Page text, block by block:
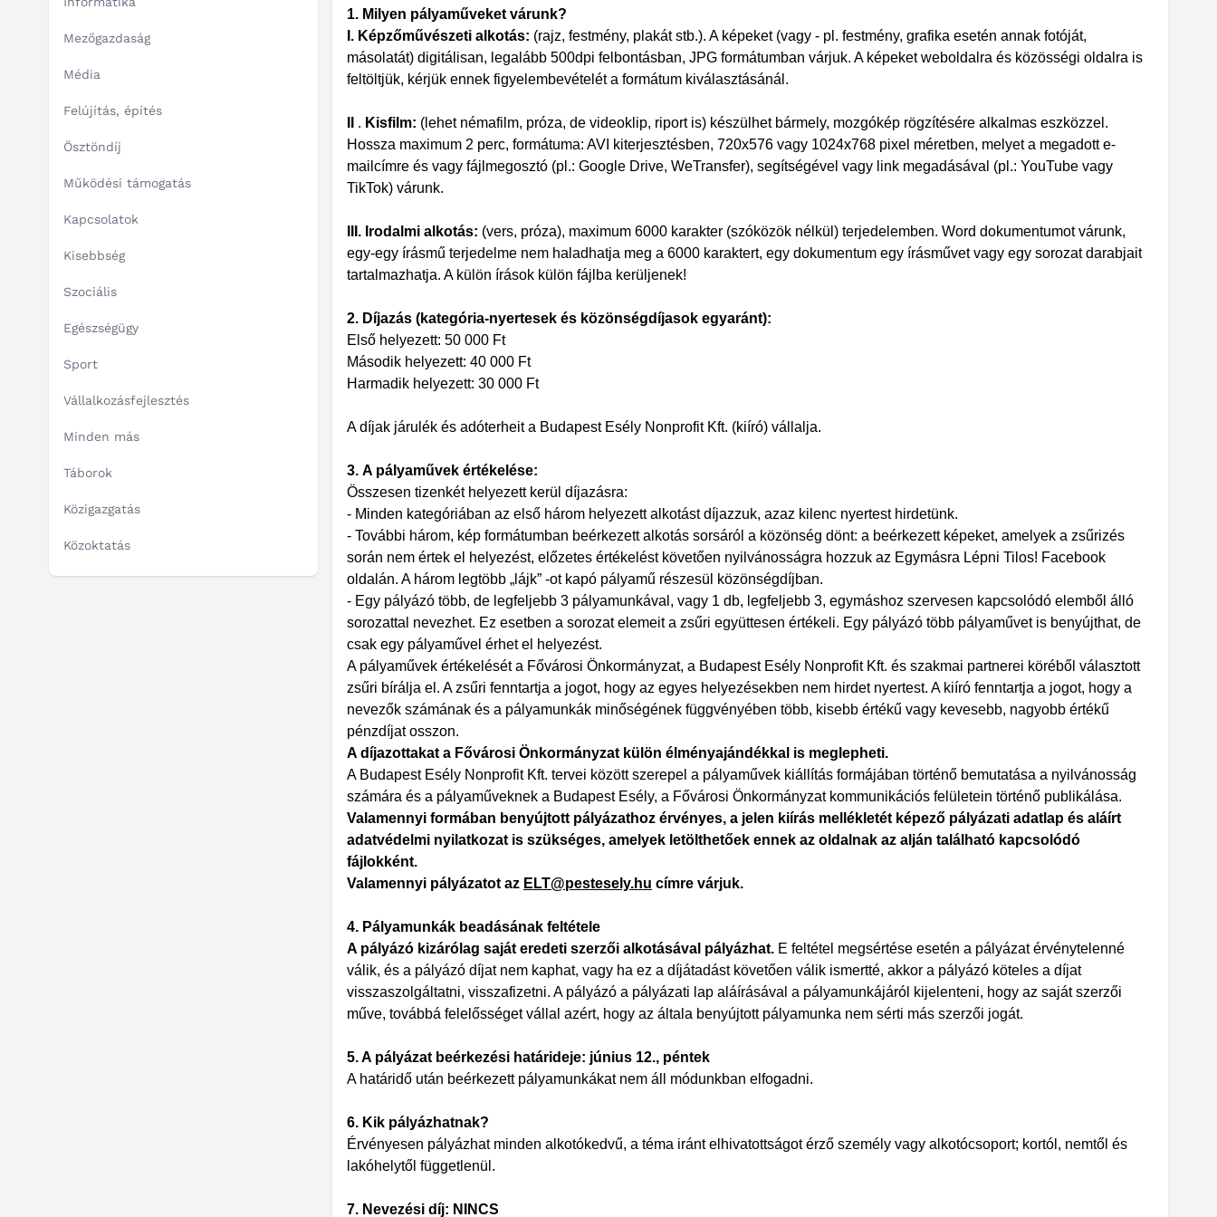
Mezőgazdaság
Média
Felújítás, építés
Ösztöndíj
Működési támogatás
Kapcsolatok
Kisebbség
Szociális
Egészségügy
Sport
Vállalkozásfejlesztés
Minden más
Táborok
Közigazgatás
Közoktatás
1. Milyen pályaműveket várunk?
I. Képzőművészeti alkotás: (rajz, festmény, plakát stb.). A képeket (vagy - pl. festmény, grafika esetén annak fotóját,
másolatát) digitálisan, legalább 500dpi felbontásban, JPG formátumban várjuk. A képeket weboldalra és közösségi oldalra is
feltöltjük, kérjük ennek figyelembevételét a formátum kiválasztásánál.
. Kisfilm: (lehet némafilm, próza, de videoklip, riport is) készülhet bármely, mozgókép rögzítésére alkalmas eszközzel.
Hossza maximum 2 perc, formátuma: AVI kiterjesztésben, 720x576 vagy 1024x768 pixel méretben, melyet a megadott e-
mailcímre és vagy fájlmegosztó (pl.: Google Drive, WeTransfer), segítségével vagy link megadásával (pl.: YouTube vagy
TikTok) várunk.
III. Irodalmi alkotás: (vers, próza), maximum 6000 karakter (szóközök nélkül) terjedelemben. Word dokumentumot várunk,
egy-egy írásmű terjedelme nem haladhatja meg a 6000 karaktert, egy dokumentum egy írásművet vagy egy sorozat darabjait
tartalmazhatja. A külön írások külön fájlba kerüljenek!
2. Díjazás (kategória-nyertesek és közönségdíjasok egyaránt):
Első helyezett: 50 000 Ft
Második helyezett: 40 000 Ft
Harmadik helyezett: 30 000 Ft
A díjak járulék és adóterheit a Budapest Esély Nonprofit Kft. (kiíró) vállalja.
3. A pályaművek értékelése:
Összesen tizenkét helyezett kerül díjazásra:
- Minden kategóriában az első három helyezett alkotást díjazzuk, azaz kilenc nyertest hirdetünk.
- További három, kép formátumban beérkezett alkotás sorsáról a közönség dönt: a beérkezett képeket, amelyek a zsűrizés
során nem értek el helyezést, előzetes értékelést követően nyilvánosságra hozzuk az Egymásra Lépni Tilos! Facebook
oldalán. A három legtöbb „lájk” -ot kapó pályamű részesül közönségdíjban.
- Egy pályázó több, de legfeljebb 3 pályamunkával, vagy 1 db, legfeljebb 3, egymáshoz szervesen kapcsolódó elemből álló
sorozattal nevezhet. Ez esetben a sorozat elemeit a zsűri együttesen értékeli. Egy pályázó több pályaművet is benyújthat, de
csak egy pályaművel érhet el helyezést.
A pályaművek értékelését a Fővárosi Önkormányzat, a Budapest Esély Nonprofit Kft. és szakmai partnerei köréből választott
zsűri bírálja el. A zsűri fenntartja a jogot, hogy az egyes helyezésekben nem hirdet nyertest. A kiíró fenntartja a jogot, hogy a
nevezők számának és a pályamunkák minőségének függvényében több, kisebb értékű vagy kevesebb, nagyobb értékű
pénzdíjat osszon.
A díjazottakat a Fővárosi Önkormányzat külön élményajándékkal is meglepheti.
A Budapest Esély Nonprofit Kft. tervei között szerepel a pályaművek kiállítás formájában történő bemutatása a nyilvánosság
számára és a pályaműveknek a Budapest Esély, a Fővárosi Önkormányzat kommunikációs felületein történő publikálása.
Valamennyi formában benyújtott pályázathoz érvényes, a jelen kiírás mellékletét képező pályázati adatlap és aláírt
adatvédelmi nyilatkozat is szükséges, amelyek letölthetőek ennek az oldalnak az alján található kapcsolódó
fájlokként.
Valamennyi pályázatot az ELT@pestesely.hu címre várjuk.
4. Pályamunkák beadásának feltétele
A pályázó kizárólag saját eredeti szerzői alkotásával pályázhat. E feltétel megsértése esetén a pályázat érvénytelenné
válik, és a pályázó díjat nem kaphat, vagy ha ez a díjátadást követően válik ismertté, akkor a pályázó köteles a díjat
visszaszolgáltatni, visszafizetni. A pályázó a pályázati lap aláírásával a pályamunkájáról kijelenteni, hogy az saját szerzői
műve, továbbá felelősséget vállal azért, hogy az általa benyújtott pályamunka nem sérti más szerzői jogát.
5. A pályázat beérkezési határideje: június 12., péntek
A határidő után beérkezett pályamunkákat nem áll módunkban elfogadni.
6. Kik pályázhatnak?
Érvényesen pályázhat minden alkotókedvű, a téma iránt elhivatottságot érző személy vagy alkotócsoport; kortól, nemtől és
lakóhelytől függetlenül.
7. Nevezési díj: NINCS